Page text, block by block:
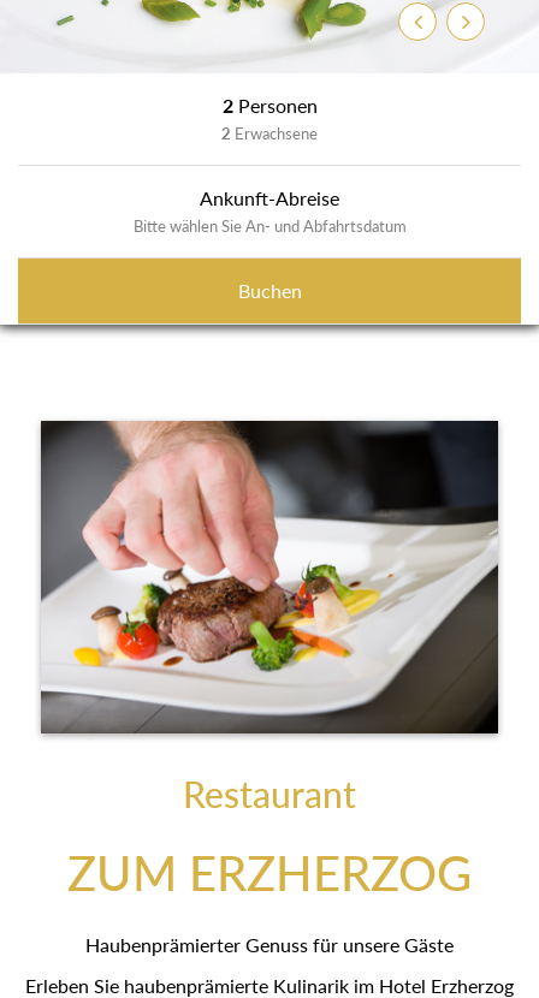
ZurückWeiter
2 Personen
2 Erwachsene
Ankunft-Abreise
Bitte wählen Sie An- und Abfahrtsdatum
Buchen
Restaurant
ZUM ERZHERZOG
Haubenprämierter Genuss für unsere Gäste
Erleben Sie haubenprämierte Kulinarik im Hotel Erzherzog